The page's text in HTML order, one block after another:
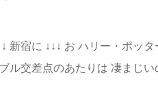
新宿に ↓↓↓ お ハリー・ポッ
ル交差点のあたりは 凄まじい